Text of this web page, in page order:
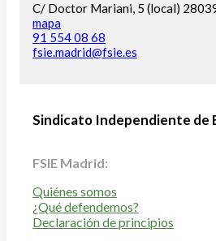
C/ Doctor Mariani, 5 (local)
mapa
91 554 08 68
fsie.madrid@fsie.es
Sindicato Independiente de
FSIE Madrid:
Quiénes somos
¿Qué defendemos?
Declaración de principios